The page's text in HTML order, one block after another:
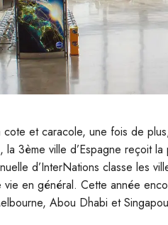
et caracole, une fois de
3ème ville d’Espagne reçoit
d’InterNations classe les
en général. Cette année
Abou Dhabi et